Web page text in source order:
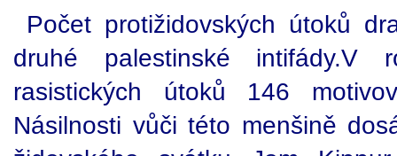
Počet protižidovských útoků
druhé palestinské
rasistických útoků 146
Násilnosti vůči této menšině